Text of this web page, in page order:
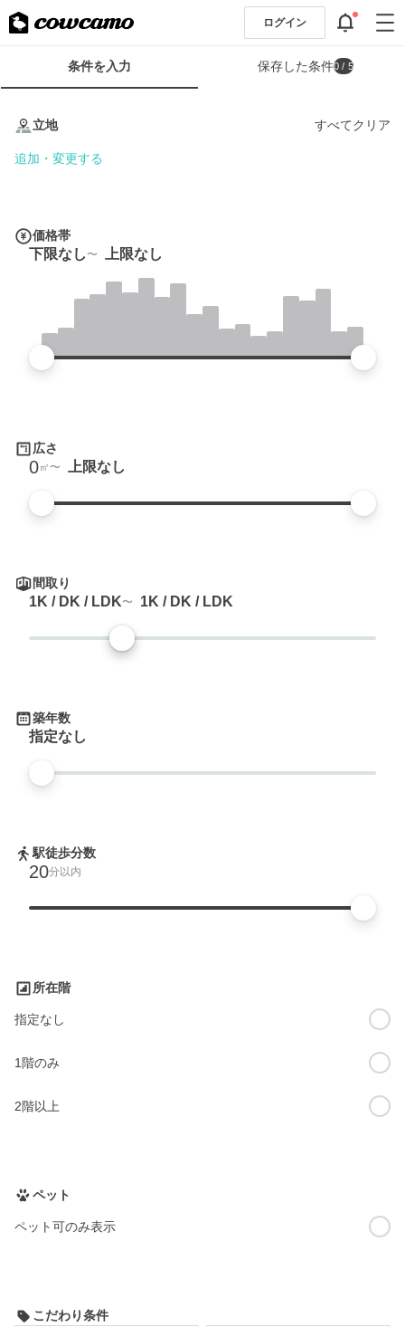
ログイン
条
条件を入力 保存した条件0 / 5
立地 すべてクリア
追加・変更する
価格帯
下限なし 上限なし
広さ
0㎡ 上限なし
間取り
1K / DK / LDK 1K / DK / LDK
築年数
指定なし
駅徒歩分数
20分以内
所在階
指定なし
1階のみ
2階以上
ペット
ペット可のみ表示
こだわり条件